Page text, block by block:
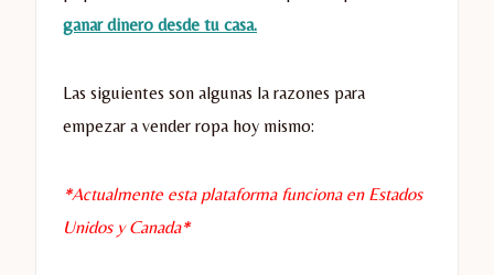
ganar dinero desde tu casa.
Las siguientes son algunas la razones para
empezar a vender ropa hoy mismo:
*Actualmente esta plataforma funciona en Estados
Unidos y Canada*